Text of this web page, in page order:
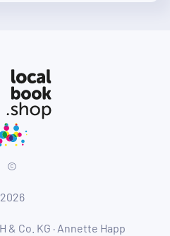
©
2026
& Co. KG · Annette Happ